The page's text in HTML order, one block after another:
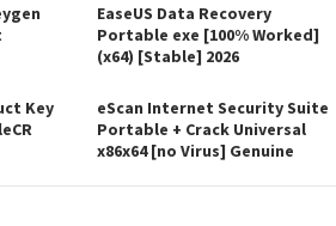
EaseUS Data Recovery
Portable exe [100% Worked]
(x64) [Stable] 2026
Key
eScan Internet Security Suite
Portable + Crack Universal
x86x64 [no Virus] Genuine